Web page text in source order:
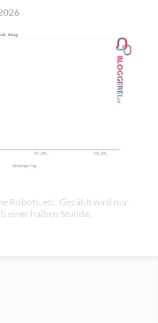
Robots, etc. Gezählt wird nur
einer halben Stunde.